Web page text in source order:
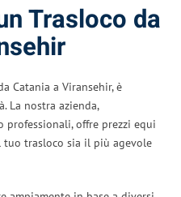
Trasloco da
Catania a Viransehir, è
La nostra azienda,
professionali, offre prezzi equi
trasloco sia il più agevole